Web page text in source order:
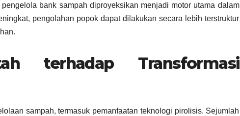
bank sampah diproyeksikan menjadi motor utama dalam
pengolahan popok dapat dilakukan secara lebih terstruktur
terhadap Transformasi
sampah, termasuk pemanfaatan teknologi pirolisis. Sejumlah